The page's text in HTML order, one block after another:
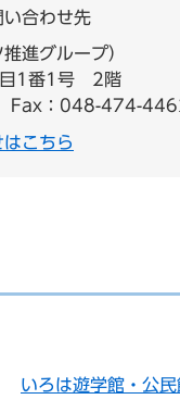
い合わせ先
推進グループ
目1番1号 2階
Fax：048-474-
こちら
いろは遊学館・公民